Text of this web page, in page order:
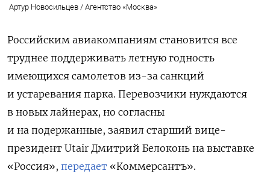
Артур Новосильцев / Агентство «Москва»
Российским авиакомпаниям становится все
труднее поддерживать летную годность
имеющихся самолетов из-за санкций
и устаревания парка. Перевозчики нуждаются
в новых лайнерах, но согласны
и на подержанные, заявил старший вице-
президент Utair Дмитрий Белоконь на выставке
«Россия», передает «Коммерсантъ».